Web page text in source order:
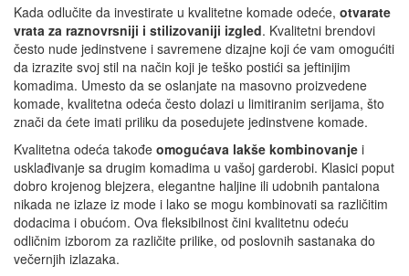
Kada odlučite da investirate u kvalitetne komade odeće, otvarate
vrata za raznovrsniji i stilizovaniji izgled. Kvalitetni brendovi
često nude jedinstvene i savremene dizajne koji će vam omogućiti
da izrazite svoj stil na način koji je teško postići sa jeftinijim
komadima. Umesto da se oslanjate na masovno proizvedene
komade, kvalitetna odeća često dolazi u limitiranim serijama, što
znači da ćete imati priliku da posedujete jedinstvene komade.
Kvalitetna odeća takođe omogućava lakše kombinovanje i
usklađivanje sa drugim komadima u vašoj garderobi. Klasici poput
dobro krojenog blejzera, elegantne haljine ili udobnih pantalona
nikada ne izlaze iz mode i lako se mogu kombinovati sa različitim
dodacima i obućom. Ova fleksibilnost čini kvalitetnu odeću
odličnim izborom za različite prilike, od poslovnih sastanaka do
večernjih izlazaka.